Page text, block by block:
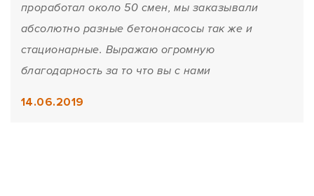
проработал около 50 смен, мы заказывали
абсолютно разные бетононасосы так же и
стационарные. Выражаю огромную
благодарность за то что вы с нами
14.06.2019